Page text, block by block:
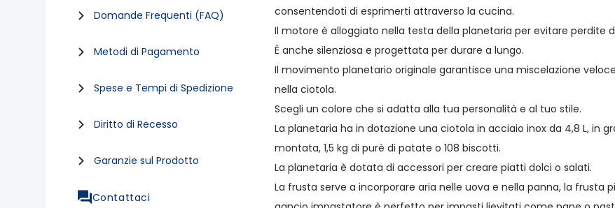
Domande Frequenti (FAQ)
Metodi di Pagamento
Spese e Tempi di Spedizione
Diritto di Recesso
Garanzie sul Prodotto
Contattaci
consentendoti di esprimerti attraverso la cucina.
Il motore è alloggiato nella testa della planetaria per evitare perdite
È anche silenziosa e progettata per durare a lungo.
Il movimento planetario originale garantisce una miscelazione
nella ciotola.
Scegli un colore che si adatta alla tua personalità e al tuo stile.
La planetaria ha in dotazione una ciotola in acciaio inox da 4,8 L, in
montata, 1,5 kg di purè di patate o 108 biscotti.
La planetaria è dotata di accessori per creare piatti dolci o salati.
La frusta serve a incorporare aria nelle uova e nella panna, la